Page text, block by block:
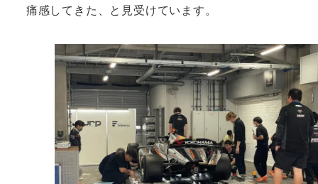
痛感してきた、と見受けています。